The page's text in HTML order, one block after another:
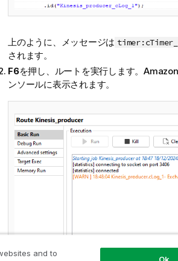
上のように、メッセージは
されます。
F6を押し、ルートを実行します。
ンソールに表示されます。
and to